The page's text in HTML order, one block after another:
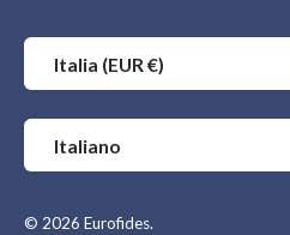
Paese/Regione
Italia (EUR €)
Lingua
Italiano
© 2026 Eurofides.